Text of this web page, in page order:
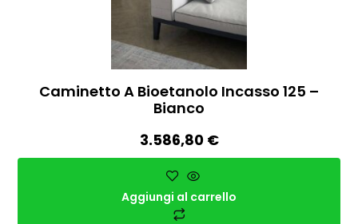
Caminetto A Bioetanolo Incasso 125 –
Bianco
3.586,80 €
Aggiungi al carrello